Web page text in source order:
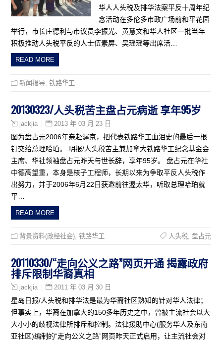
华人人头税及排华法案平反十周年纪
念活动在多伦多市政广场前和平花园
举行，市长庄德利与市议员李振光、黄慧文和华人社区一批当年
积极推动人头税平反的人士伍素屏、吴瑶瑶等出席活…
READ MORE
新闻报导 ,铁路华工
20130323/人头税苦主盘占元病逝 享年95岁
jackjia 2013 年 03 月 23 日
图为盘占元2006年亲赴渥京，把代表铁路华工血泪史的最后一根
钉交给总理哈珀。 明报/人头税苦主兼加拿大铁路华工纪念基金会
主席、华社领袖盘占元昨天与世长辞，享年95岁。 盘占元在华社
中德高望重，本身是核子工程师，长期以来为争取平反人头税作
出努力，并于2006年6月22日获邀前往渥太华，听取总理哈珀就
平…
READ MORE
背景资料(政经社会) ,铁路华工 人头税 盘占元
20110330/“走向公义之路”网页开通 揭露政府
排斥限制华裔真相
jackjia 2011 年 03 月 30 日
星岛日报/人头税和排华法是最为华裔社区熟知的针对华人法律；
但事实上，华裔在加拿大的150多年历史之中，曾被主流社会以大
大小小的歧视法律所排斥和控制。法律援助中心(服务华人及东南
亚社区)编制的“走向公义之路”网页昨天正式启用，让主流社会对